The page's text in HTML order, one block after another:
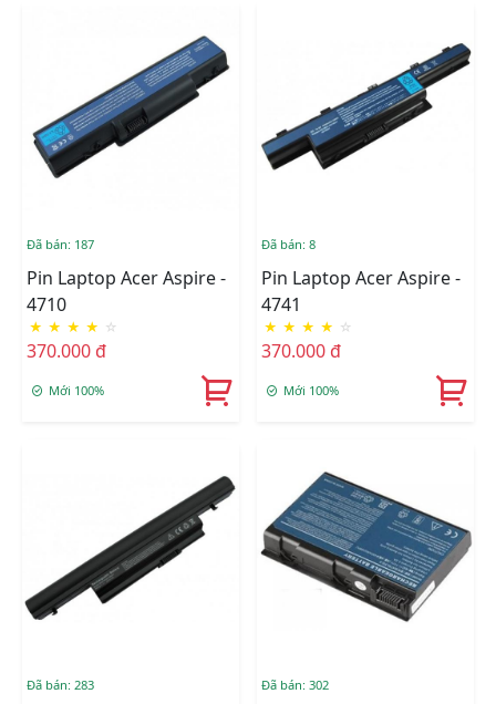
Đã bán: 187
Pin Laptop Acer Aspire -
4710
★ ★ ★ ★ ☆
370.000 đ
Mới 100%
Đã bán: 8
Pin Laptop Acer Aspire -
4741
★ ★ ★ ★ ☆
370.000 đ
Mới 100%
Đã bán: 283 Đã bán: 302